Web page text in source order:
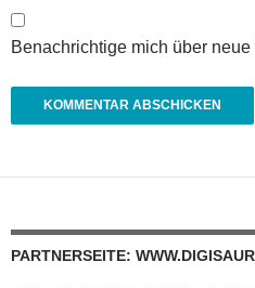
Benachrichtige mich über
PARTNERSEITE: